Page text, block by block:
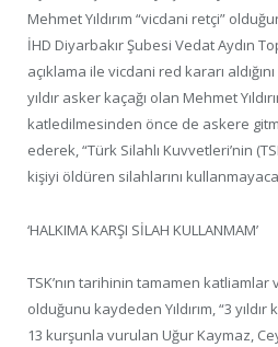
Mehmet Yıldırım “vicdani retçi”
İHD Diyarbakır Şubesi Vedat Aydın
açıklama ile vicdani red kararı
yıldır asker kaçağı olan Mehmet
katledilmesinden önce de askere
ederek, “Türk Silahlı Kuvvetleri’nin
kişiyi öldüren silahlarını
‘HALKIMA KARŞI SİLAH KULLANMAM’
TSK’nın tarihinin tamamen
olduğunu kaydeden Yıldırım, “3
13 kurşunla vurulan Uğur Kaymaz,